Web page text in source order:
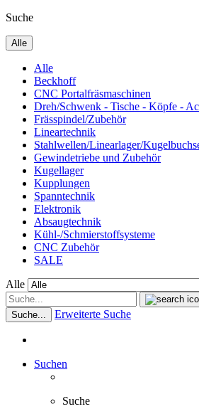
Suche
Alle
Alle
Beckhoff
CNC Portalfräsmaschinen
Dreh/Schwenk - Tische - Köpfe -
Frässpindel/Zubehör
Lineartechnik
Stahlwellen/Linearlager/
Gewindetriebe und Zubehör
Kugellager
Kupplungen
Spanntechnik
Elektronik
Absaugtechnik
Kühl-/Schmierstoffsysteme
CNC Zubehör
SALE
Alle
Suche... Erweiterte Suche
Suchen
Suche